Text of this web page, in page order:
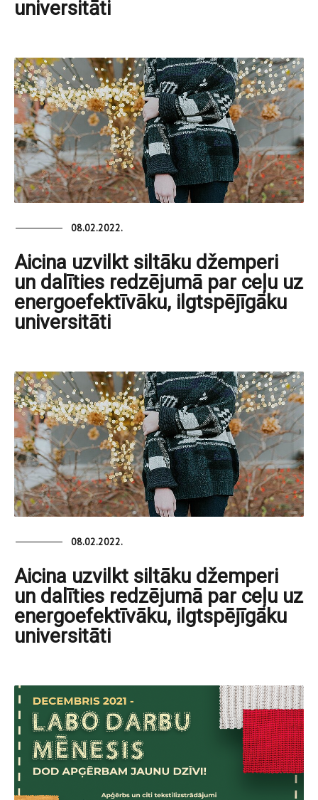
universitāti
08.02.2022.
Aicina uzvilkt siltāku džemperi
un dalīties redzējumā par ceļu uz
energoefektīvāku, ilgtspējīgāku
universitāti
08.02.2022.
Aicina uzvilkt siltāku džemperi
un dalīties redzējumā par ceļu uz
energoefektīvāku, ilgtspējīgāku
universitāti